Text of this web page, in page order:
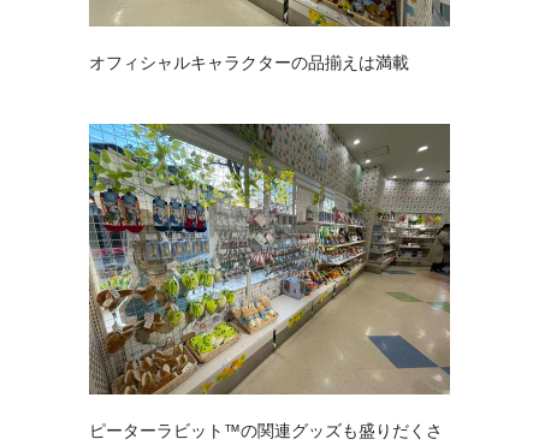
オフィシャルキャラクターの品揃えは満載
ピーターラビット™の関連グッズも盛りだくさ